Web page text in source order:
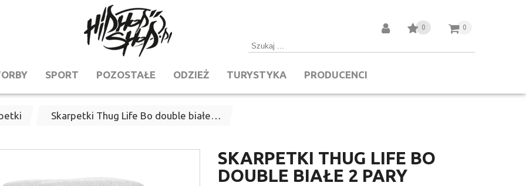
0
0
SPORT POZOSTAŁE ODZIEŻ TURYSTYKA PRODUCENCI
Skarpetki Thug Life Bo double białe…
SKARPETKI THUG LIFE BO
DOUBLE BIAŁE 2 PARY